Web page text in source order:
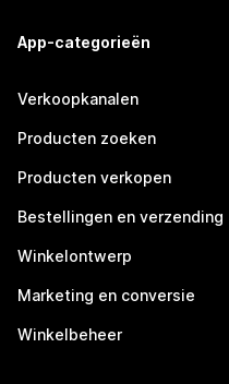
App-categorieën
Verkoopkanalen
Producten zoeken
Producten verkopen
Bestellingen en verzending
Winkelontwerp
Marketing en conversie
Winkelbeheer